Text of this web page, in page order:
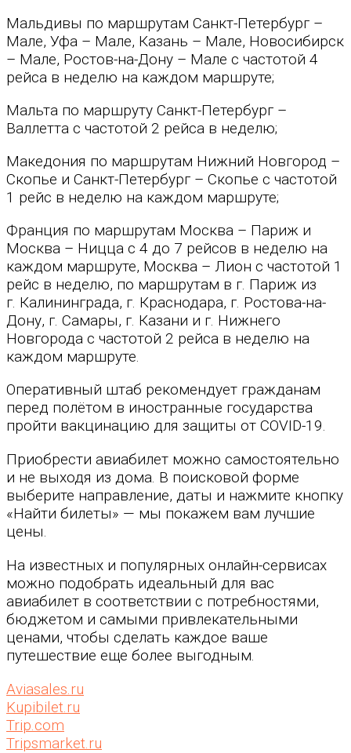
Мальдивы по маршрутам Санкт-Петербург –
Мале, Уфа – Мале, Казань – Мале, Новосибирск
– Мале, Ростов-на-Дону – Мале с частотой 4
рейса в неделю на каждом маршруте;
Мальта по маршруту Санкт-Петербург –
Валлетта с частотой 2 рейса в неделю;
Македония по маршрутам Нижний Новгород –
Скопье и Санкт-Петербург – Скопье с частотой
1 рейс в неделю на каждом маршруте;
Франция по маршрутам Москва – Париж и
Москва – Ницца с 4 до 7 рейсов в неделю на
каждом маршруте, Москва – Лион с частотой 1
рейс в неделю, по маршрутам в г. Париж из
г. Калининграда, г. Краснодара, г. Ростова-на-
Дону, г. Самары, г. Казани и г. Нижнего
Новгорода с частотой 2 рейса в неделю на
каждом маршруте.
Оперативный штаб рекомендует гражданам
перед полётом в иностранные государства
пройти вакцинацию для защиты от COVID-19.
Приобрести авиабилет можно самостоятельно
и не выходя из дома. В поисковой форме
выберите направление, даты и нажмите кнопку
«Найти билеты» — мы покажем вам лучшие
цены.
На известных и популярных онлайн-сервисах
можно подобрать идеальный для вас
авиабилет в соответствии с потребностями,
бюджетом и самыми привлекательными
ценами, чтобы сделать каждое ваше
путешествие еще более выгодным.
Aviasales.ru
Kupibilet.ru
Trip.com
Tripsmarket.ru